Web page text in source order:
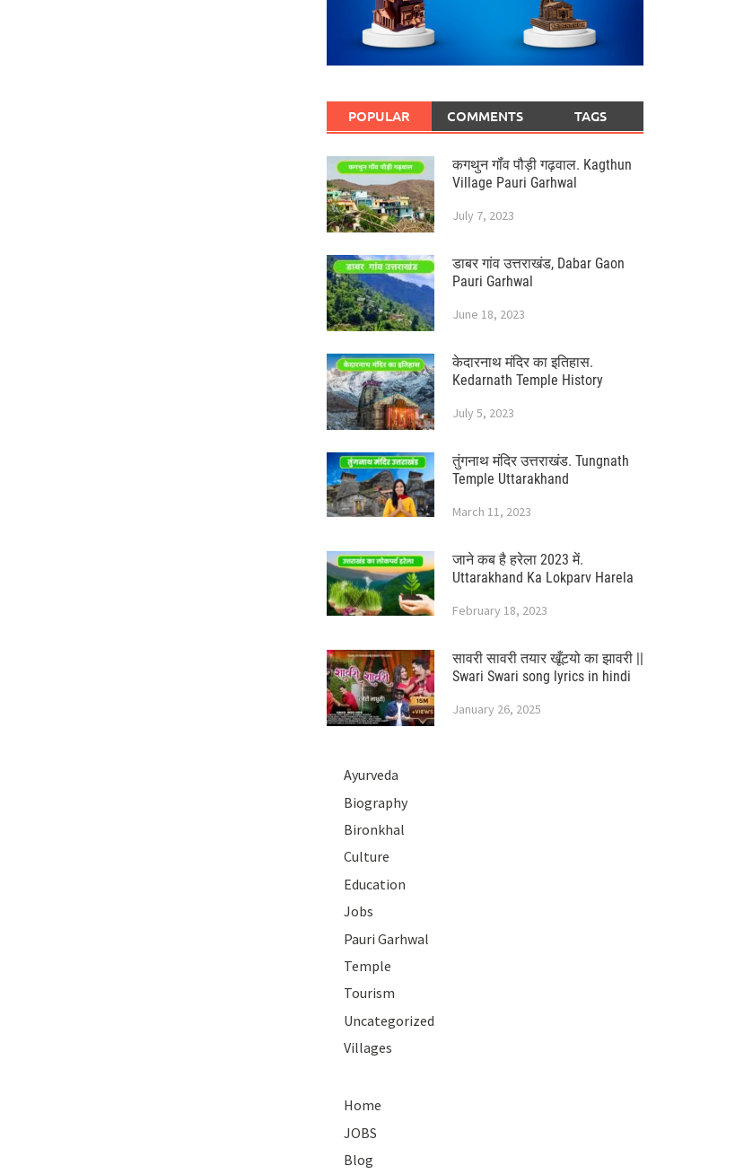
POPULAR COMMENTS TAGS
कगथुन गॉंव पौड़ी गढ़वाल. Kagthun
Village Pauri Garhwal
July 7, 2023
डाबर गांव उत्तराखंड, Dabar Gaon
Pauri Garhwal
June 18, 2023
केदारनाथ मंदिर का इतिहास.
Kedarnath Temple History
July 5, 2023
तुंगनाथ मंदिर उत्तराखंड. Tungnath
Temple Uttarakhand
March 11, 2023
जाने कब है हरेला 2023 में.
Uttarakhand Ka Lokparv Harela
February 18, 2023
सावरी सावरी तयार खूँटयो का झावरी ||
Swari Swari song lyrics in hindi
January 26, 2025
Ayurveda
Biography
Bironkhal
Culture
Education
Jobs
Pauri Garhwal
Temple
Tourism
Uncategorized
Villages
Home
JOBS
Blog